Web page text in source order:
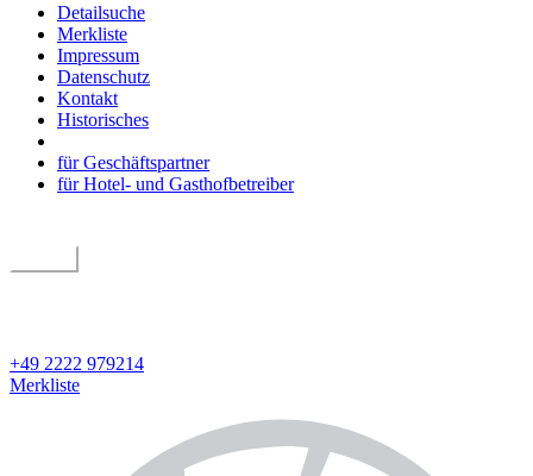
Detailsuche
Merkliste
Impressum
Datenschutz
Kontakt
Historisches
für Geschäftspartner
für Hotel- und Gasthofbetreiber
+49 2222 979214
Merkliste